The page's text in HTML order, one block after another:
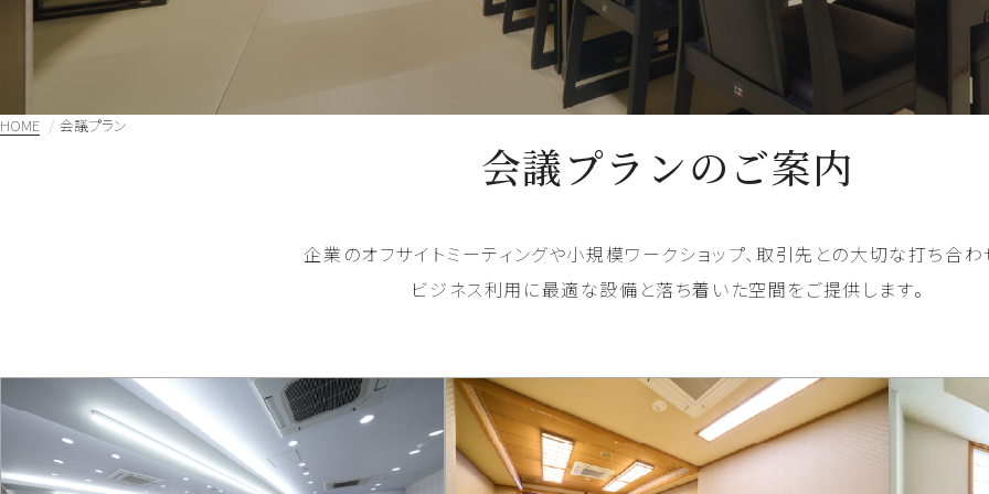
HOME 会議プラン
会議プランのご案内
企業のオフサイトミーティングや小規模ワークショップ、取引先との大切な打ち合わ
ビジネス利用に最適な設備と落ち着いた空間をご提供します。